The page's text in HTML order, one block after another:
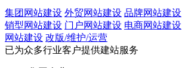
集团网站建设 外贸网站建设 品牌网站建设
销型网站建设 门户网站建设 电商网站建设
网站建设 改版/维护/运营
已为众多行业客户提供建站服务